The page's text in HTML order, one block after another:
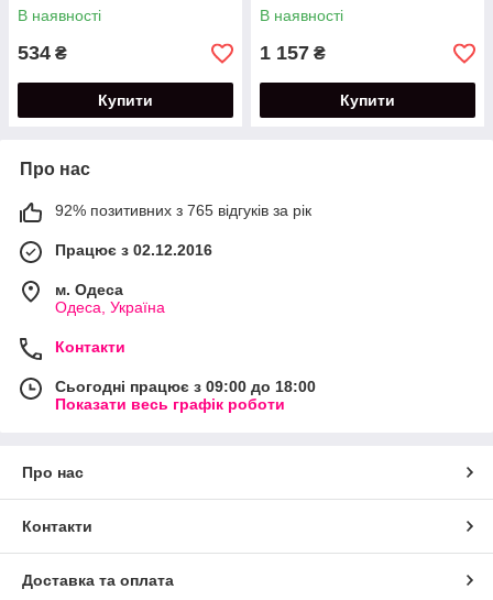
В наявності
534 ₴
Купити
В наявності
1 157 ₴
Купити
Про нас
92% позитивних з 765 відгуків за рік
Працює з 02.12.2016
м. Одеса
Одеса, Україна
Контакти
Сьогодні працює з 09:00 до 18:00
Показати весь графік роботи
Про нас
Контакти
Доставка та оплата